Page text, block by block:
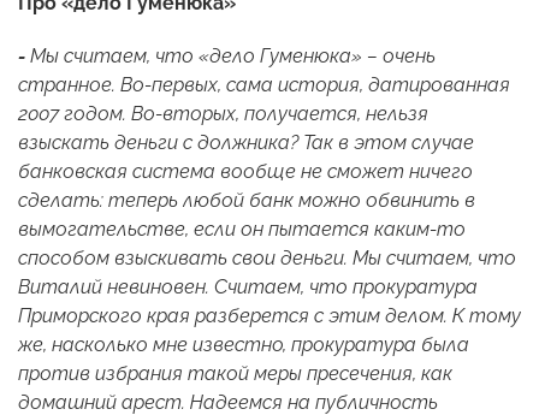
- Мы считаем, что «дело Гуменюка» – очень
странное. Во-первых, сама история, датированная
2007 годом. Во-вторых, получается, нельзя
взыскать деньги с должника? Так в этом случае
банковская система вообще не сможет ничего
сделать: теперь любой банк можно обвинить в
вымогательстве, если он пытается каким-то
способом взыскивать свои деньги. Мы считаем, что
Виталий невиновен. Считаем, что прокуратура
Приморского края разберется с этим делом. К тому
же, насколько мне известно, прокуратура была
против избрания такой меры пресечения, как
домашний арест. Надеемся на публичность